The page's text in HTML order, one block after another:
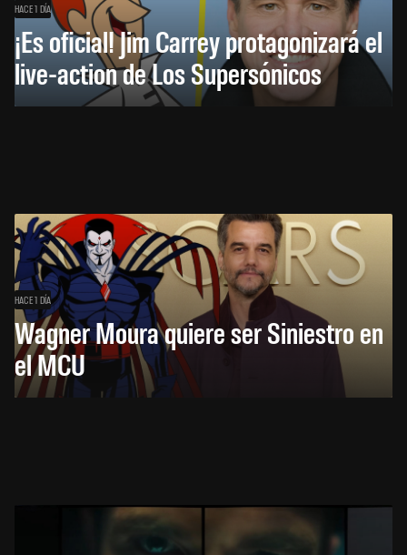
HACE 1 DÍA
¡Es oficial! Jim Carrey protagonizará el
live-action de Los Supersónicos
HACE 1 DÍA
Wagner Moura quiere ser Siniestro en
el MCU